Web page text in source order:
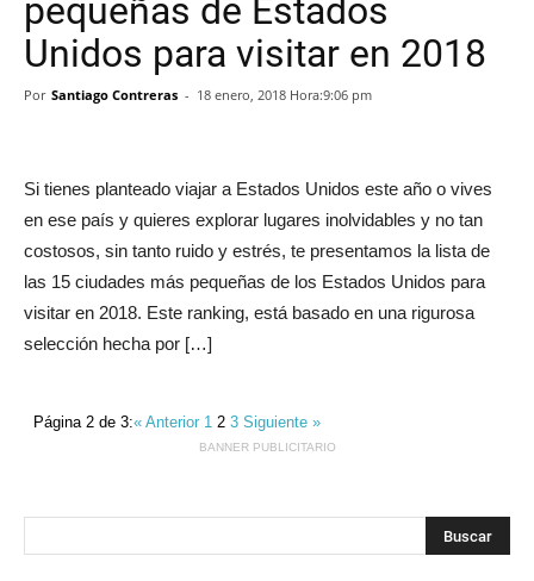
pequeñas de Estados
Unidos para visitar en 2018
Por Santiago Contreras - 18 enero, 2018 Hora:9:06 pm
Si tienes planteado viajar a Estados Unidos este año o vives
en ese país y quieres explorar lugares inolvidables y no tan
costosos, sin tanto ruido y estrés, te presentamos la lista de
las 15 ciudades más pequeñas de los Estados Unidos para
visitar en 2018. Este ranking, está basado en una rigurosa
selección hecha por […]
Página 2 de 3:« Anterior 12 3Siguiente »
BANNER PUBLICITARIO